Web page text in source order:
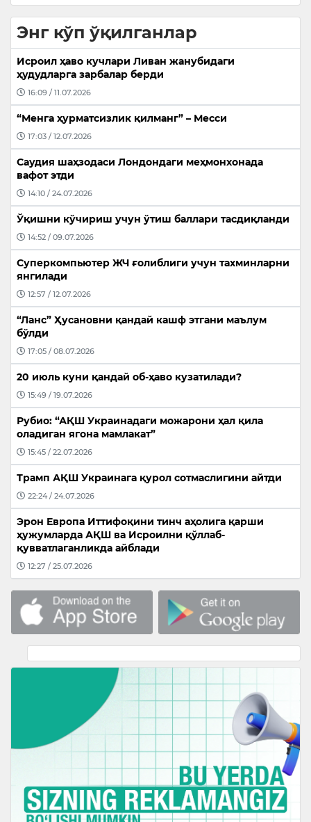
Энг кўп ўқилганлар
Исроил ҳаво кучлари Ливан жанубидаги
ҳудудларга зарбалар берди
16:09 / 11.07.2026
“Менга ҳурматсизлик қилманг” – Месси
17:03 / 12.07.2026
Саудия шаҳзодаси Лондондаги меҳмонхонада
вафот этди
14:10 / 24.07.2026
Ўқишни кўчириш учун ўтиш баллари тасдиқланди
14:52 / 09.07.2026
Суперкомпьютер ЖЧ ғолиблиги учун тахминларни
янгилади
12:57 / 12.07.2026
“Ланс” Ҳусановни қандай кашф этгани маълум
бўлди
17:05 / 08.07.2026
20 июль куни қандай об-ҳаво кузатилади?
15:49 / 19.07.2026
Рубио: “АҚШ Украинадаги можарони ҳал қила
оладиган ягона мамлакат”
15:45 / 22.07.2026
Трамп АҚШ Украинага қурол сотмаслигини айтди
22:24 / 24.07.2026
Эрон Европа Иттифоқини тинч аҳолига қарши
ҳужумларда АҚШ ва Исроилни қўллаб-
қувватлаганликда айблади
12:27 / 25.07.2026